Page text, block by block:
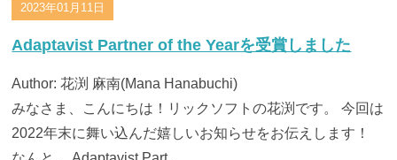
2023年01月11日
Adaptavist Partner of the Yearを受賞しました
Author: 花渕 麻南(Mana Hanabuchi)
みなさま、こんにちは！リックソフトの花渕です。 今回は
2022年末に舞い込んだ嬉しいお知らせをお伝えします！